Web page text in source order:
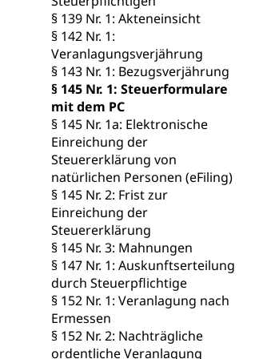
§ 139 Nr. 1: Akteneinsicht
§ 142 Nr. 1:
Veranlagungsverjährung
§ 143 Nr. 1: Bezugsverjährung
§ 145 Nr. 1: Steuerformulare
mit dem PC
§ 145 Nr. 1a: Elektronische
Einreichung der
Steuererklärung von
natürlichen Personen (eFiling)
§ 145 Nr. 2: Frist zur
Einreichung der
Steuererklärung
§ 145 Nr. 3: Mahnungen
§ 147 Nr. 1: Auskunftserteilung
durch Steuerpflichtige
§ 152 Nr. 1: Veranlagung nach
Ermessen
§ 152 Nr. 2: Nachträgliche
ordentliche Veranlagung